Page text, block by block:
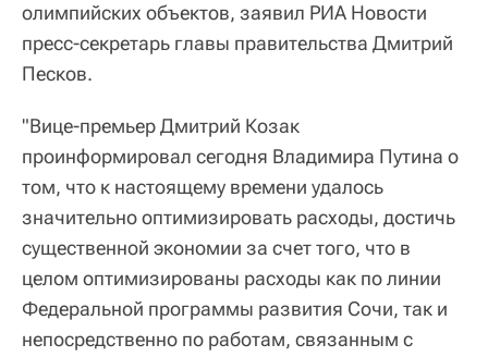
олимпийских объектов, заявил РИА Новости
пресс-секретарь главы правительства Дмитрий
Песков.
"Вице-премьер Дмитрий Козак
проинформировал сегодня Владимира Путина о
том, что к настоящему времени удалось
значительно оптимизировать расходы, достичь
существенной экономии за счет того, что в
целом оптимизированы расходы как по линии
Федеральной программы развития Сочи, так и
непосредственно по работам, связанным с